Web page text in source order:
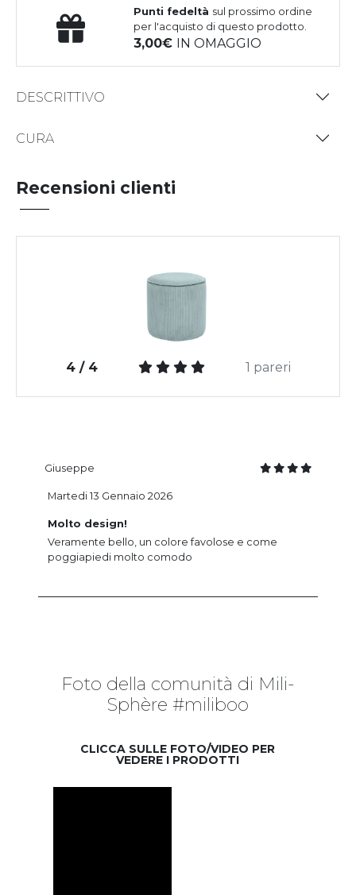
Punti fedeltà sul prossimo ordine
per l'acquisto di questo prodotto.
3,00 IN OMAGGIO
DESCRITTIVO
CURA
Recensioni clienti
4 / 4 1 pareri
Giuseppe
Molto design!
Veramente bello, un colore favolose e come
poggiapiedi molto comodo
Martedi 13 Gennaio 2026
Foto della comunità di Mili-
Sphère #miliboo
CLICCA SULLE FOTO/VIDEO PER
VEDERE I PRODOTTI